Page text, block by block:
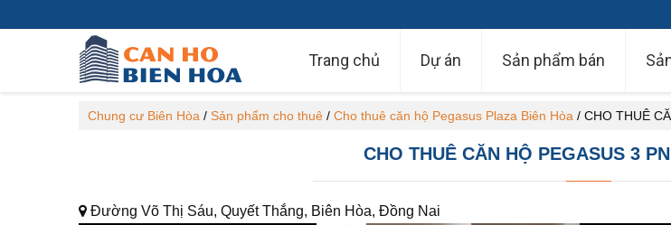
Trang chủ Dự án Sản phẩm bán
Chung cư Biên Hòa / Sản phẩm cho thuê / Cho thuê căn hộ Pegasus Plaza Biên Hòa / CHO THUÊ
CHO THUÊ CĂN HỘ PEGASUS 3
Đường Võ Thị Sáu, Quyết Thắng, Biên Hòa, Đồng Nai